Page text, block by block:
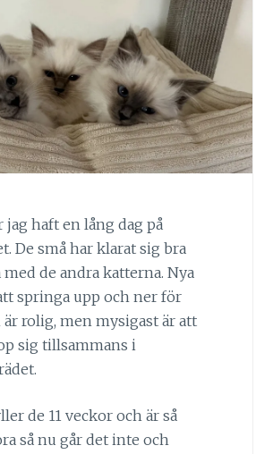
jag haft en lång dag på
De små har klarat sig bra
de andra katterna. Nya
springa upp och ner för
är rolig, men mysigast är att
sig tillsammans i
de 11 veckor och är så
så nu går det inte och